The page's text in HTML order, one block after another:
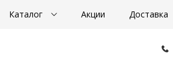
Каталог Акции Доставка